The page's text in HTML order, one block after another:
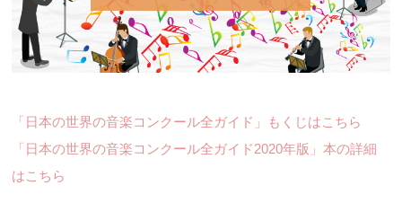
「日本の世界の音楽コンクール全ガイド」もくじはこちら
「日本の世界の音楽コンクール全ガイド2020年版」本の詳細
はこちら